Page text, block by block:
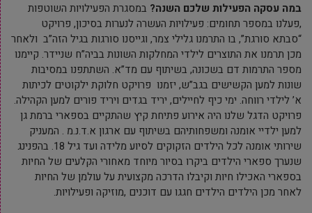
במה עסקה הפעילות שלכם השנה? במסגרת הפעילויות השוטפות
,פעלנו במספר תחומים: פעילויות העשרה לנערות בסיכון, פרויקט
“סבתא סורגת”, בו התרמנו גלילי צמר, וגייסנו סורגות בגיל הזה”ב ולאחר
מכן תרמנו את התוצרים לילדי המחלקות השונות בביה”ח שניידר. קיימנו
מספר התרמות דם בשכונה, בשיתוף עם מד”א. השתתפנו במסיבות
שונות למען הקשישים בגב”ש, יזמנו פרויקט חלוקת ילקוטים לכיתות
א’ לילדי רווחה. ימי כיף לחיילים, יריד בגדים ויריד פורים למען הקהילה.
פרויקט הדגל שלנו היה אירוע פתיחת קיץ שהתקיים בספארי ברמת גן
למען ילדיי אומנה ומשפחותיהם בשיתוף עם ארגון א.ד.נ.מ . המעניק
שירותי אומנה לכל הילדים הזקוקים לסיוע מלידה ועד גיל 18. בהפנינג
שנערך ספארי הילדים ביקרו בסיור מיוחד מאחורי הקלעים של החיות
בספארי האכילו חיות וקיבלו הדרכה מקצועית על עולמן של החיות
לאחר מכן הילדים הילדים חגגו עם דוכנים ,מוזיקה ופעילויות.